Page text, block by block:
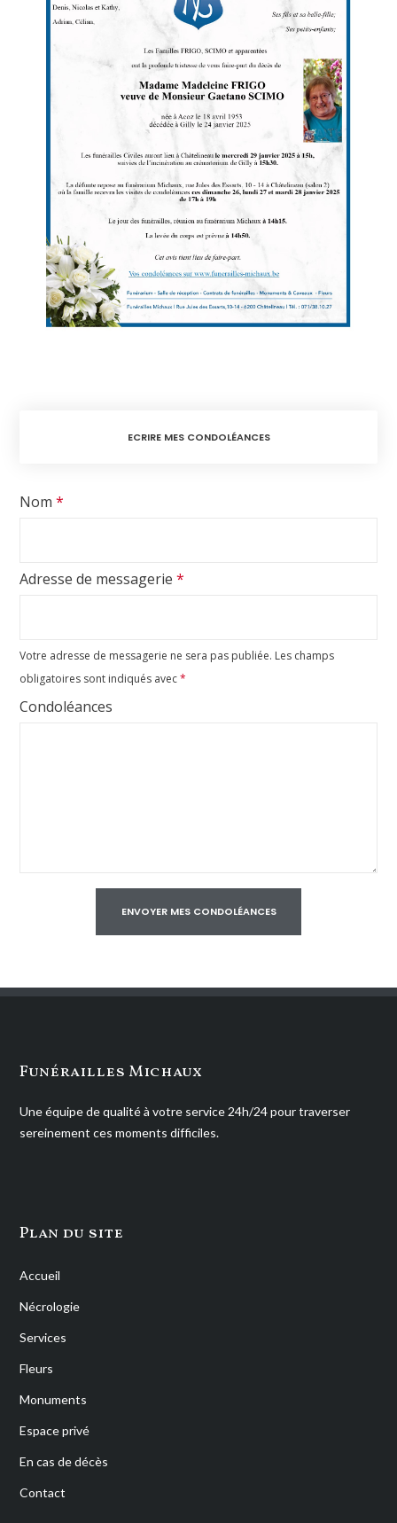
ECRIRE MES CONDOLÉANCES
Votre adresse de messagerie ne sera pas publiée. Les champs
obligatoires sont indiqués avec*
Condoléances
Nom *
Adresse de messagerie *
Funérailles Michaux
Une équipe de qualité à votre service 24h/24 pour traverser
sereinement ces moments difficiles.
Plan du site
Accueil
Nécrologie
Services
Fleurs
Monuments
Espace privé
En cas de décès
Contact